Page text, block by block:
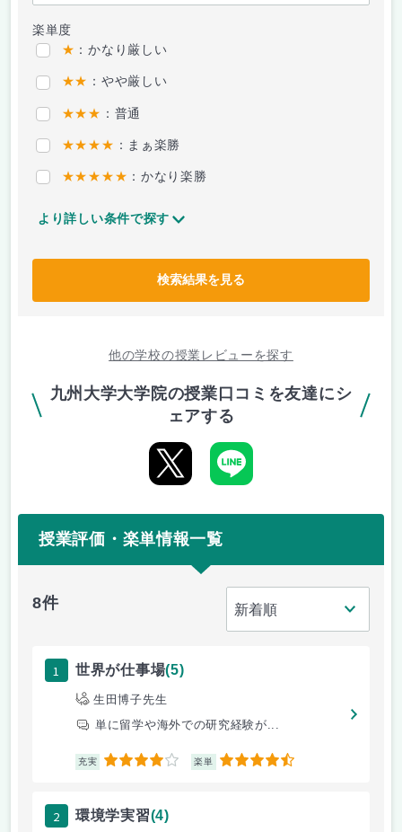
楽単度
★ ：かなり厳しい
★★ ：やや厳しい
★★★ ：普通
★★★★ ：まぁ楽勝
★★★★★ ：かなり楽勝
より詳しい条件で探す
検索結果を見る
他の学校の授業レビューを探す
九州大学大学院の授業口コミを友達にシ
ェアする
授業評価・楽単情報一覧
8件
1 世界が仕事場(5)
生田博子先生
単に留学や海外での研究経験が...
充実 4 楽単 4.5
2 環境学実習(4)